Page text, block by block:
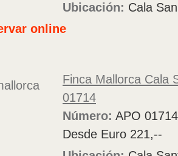
Ubicación: Cala
online
Finca Mallorca Cala
01714
Número: APO
Desde Euro 221,--